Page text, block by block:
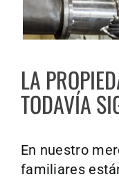
LA
TODAVÍA
En nuestro
familiares